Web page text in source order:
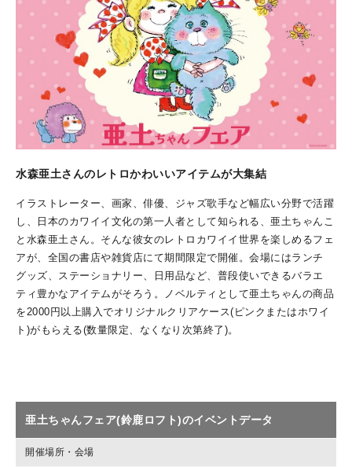
水森亜土さんのレトロかわいいアイテムが大集結
イラストレーター、画家、俳優、ジャズ歌手など幅広い分野で活躍
し、日本のカワイイ文化の第一人者として知られる、亜土ちゃんこ
と水森亜土さん。そんな彼女のレトロカワイイ世界を楽しめるフェ
アが、全国の書店や雑貨店にて期間限定で開催。会場にはランチ
グッズ、ステーショナリー、日用品など、普段使いできるバラエ
ティ豊かなアイテムがそろう。ノベルティとして亜土ちゃんの商品
を2000円以上購入でオリジナルクリアケース(ピンクまたはホワイ
ト)がもらえる(数量限定、なくなり次第終了)。
亜土ちゃんフェア(鈴鹿ロフト)のイベントデータ
開催場所・会場